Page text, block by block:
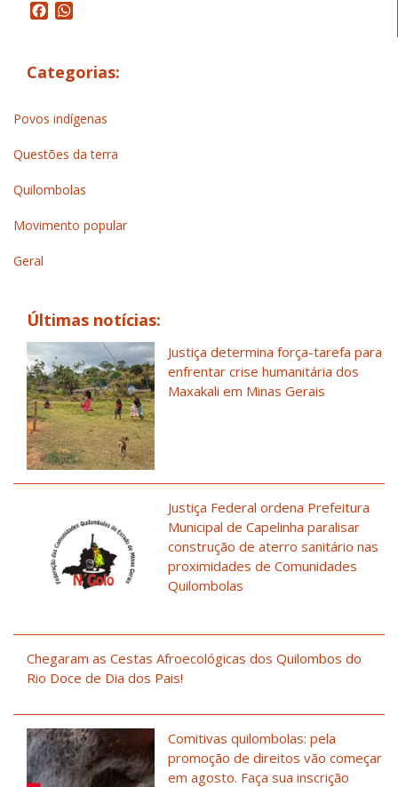
Facebook
Categorias:
Povos indígenas
Questões da terra
Quilombolas
Movimento popular
Geral
Últimas notícias:
Justiça determina força-tarefa para
enfrentar crise humanitária dos
Maxakali em Minas Gerais
Justiça Federal ordena Prefeitura
Municipal de Capelinha paralisar
construção de aterro sanitário nas
proximidades de Comunidades
Quilombolas
Chegaram as Cestas Afroecológicas dos Quilombos do
Rio Doce de Dia dos Pais!
Comitivas quilombolas: pela
promoção de direitos vão começar
em agosto. Faça sua inscrição